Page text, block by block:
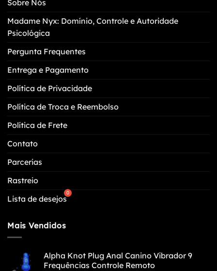
ser
na
página
produto
Sobre Nós
Madame Nyx: Domínio, Controle e Autoridade
Psicológica
Pergunta Frequentes
Entrega e Pagamento
Política de Privacidade
Política de Troca e Reembolso
Política de Frete
Contato
Parcerias
Rastreio
Lista de desejos
Mais Vendidos
Alpha Knot Plug Anal Canino Vibrador 9
Frequências Controle Remoto